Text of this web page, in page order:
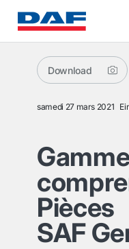
Download
samedi 27 mars 2021
Pièces
SAF